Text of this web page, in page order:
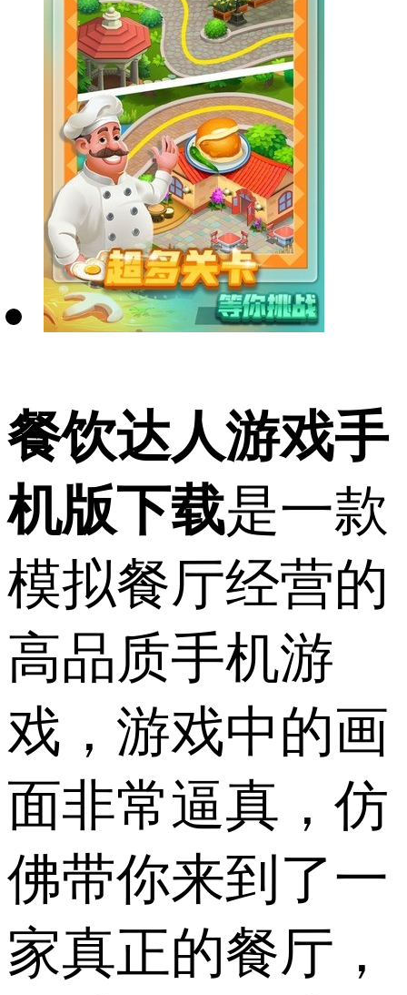
餐饮达人游戏手
机版下载是一款
模拟餐厅经营的
高品质手机游
戏，游戏中的画
面非常逼真，仿
佛带你来到了一
家真正的餐厅，